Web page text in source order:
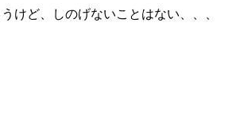
けど、しのげないことはない、、、